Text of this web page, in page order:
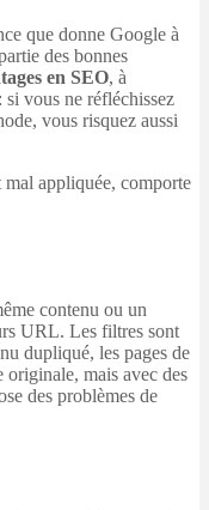
que donne Google à
des bonnes
en SEO, à
vous ne réfléchissez
vous risquez aussi
appliquée, comporte
contenu ou un
URL. Les filtres sont
dupliqué, les pages de
originale, mais avec des
des problèmes de